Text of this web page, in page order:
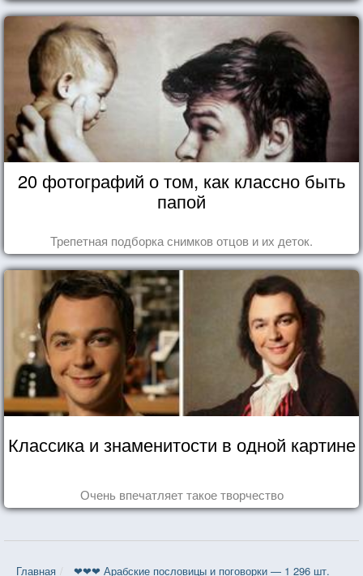
20 фотографий о том, как классно быть
папой
Трепетная подборка снимков отцов и их деток.
Классика и знаменитости в одной картине
Очень впечатляет такое творчество
Главная ❤❤❤ Арабские пословицы и поговорки — 1 296 шт.